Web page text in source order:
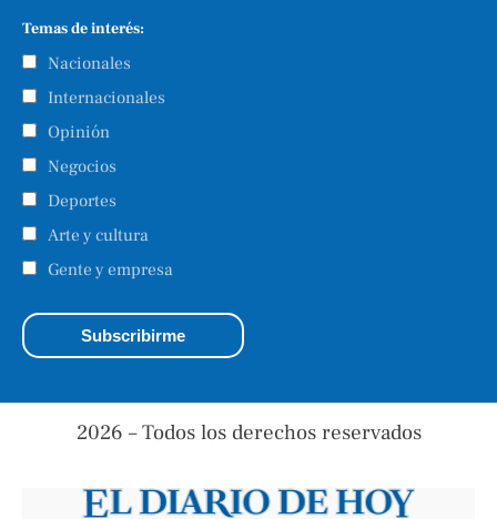
Temas de interés:
Nacionales
Internacionales
Opinión
Negocios
Deportes
Arte y cultura
Gente y empresa
2026 – Todos los derechos reservados